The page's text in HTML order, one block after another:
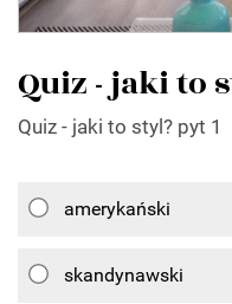
Quiz - jaki to
Quiz - jaki to styl? pyt 1
amerykański
skandynawski